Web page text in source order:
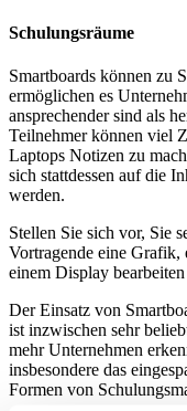
Schulungsräume
Smartboards können zu
ermöglichen es
ansprechender sind als
Teilnehmer können viel
Laptops Notizen zu
sich stattdessen auf die
werden.
Stellen Sie sich vor, Sie
Vortragende eine Grafik,
einem Display
Der Einsatz von
ist inzwischen sehr
mehr Unternehmen
insbesondere das
Formen von